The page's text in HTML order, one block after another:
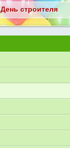
День строителя